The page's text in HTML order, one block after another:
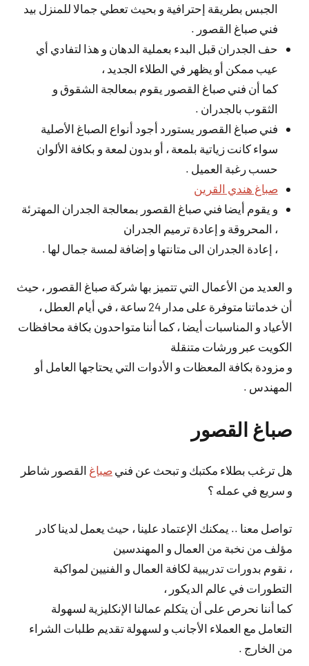
الجبس بطريقة إحترافية و بحيث تعطي جمالا للمنزل بيد
فني صباغ القصور .
حف الجدران قبل البدء بعملية الدهان و هذا لتفادي أي
عيب ممكن أو يظهر في الطلاء الجديد ،
كما أن فني صباغ القصور يقوم بمعالجة الشقوق و
الثقوب بالجدران .
فني صباغ القصور يستورد أجود أنواع الصباغ الأصلية
سواء كانت زياتية بلمعة ، أو بدون لمعة و بكافة الألوان
حسب رغبة العميل .
صباغ هندي القرين
و يقوم أيضا فني صباغ القصور بمعالجة الجدران المهترئة
، المحروقة و إعادة ترميم الجدران
، إعادة الجدران الى متانتها و إضافة لمسة جمال لها .
و العديد من الأعمال التي تتميز بها شركة صباغ القصور ، حيث
أن خدماتنا متوفرة على مدار 24 ساعة ، في أيام العطل ،
الأعياد و المناسبات أيضا ، كما أننا متواحدون بكافة محافظات
الكويت عبر ورشات متنقلة
و مزودة بكافة المعظات و الأدوات التي يحتاجها العامل أو
المهندس .
صباغ القصور
هل ترغب بطلاء مكتبك و تبحث عن فني صباغ القصور شاطر
و سريع في عمله ؟
تواصل معنا .. يمكنك الإعتماد علينا ، حيث يعمل لدينا كادر
مؤلف من نخبة من العمال و المهندسين
، نقوم بدورات تدريبية لكافة العمال و الفنيين لمواكبة
التطورات في عالم الديكور ،
كما أننا نحرص على أن يتكلم عمالنا الإنكليزية لسهولة
التعامل مع العملاء الأجانب و لسهولة تقديم طلبات الشراء
من الخارج .